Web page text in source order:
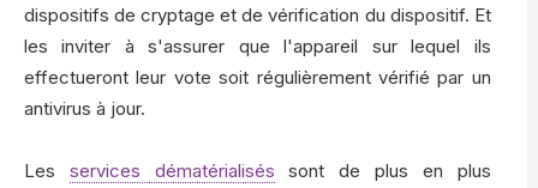
dispositifs de cryptage et de vérification du dispositif. Et
les inviter à s'assurer que l'appareil sur lequel ils
effectueront leur vote soit régulièrement vérifié par un
antivirus à jour.
Les services dématérialisés sont de plus en plus